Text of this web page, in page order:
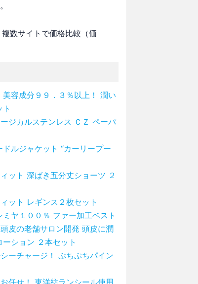
数サイトで価格比較（価
容成分９９．３％以上！ 潤い
ジカルステンレス ＣＺ ペーパ
ルジャケット “カーリープー
ット 深ばき五分丈ショーツ ２
ット レギンス２枚セット
ヤ１００％ ファー加工ベスト
皮の老舗サロン開発 頭皮に潤
ション ２本セット
ーチャージ！ ぷちぷちパイン